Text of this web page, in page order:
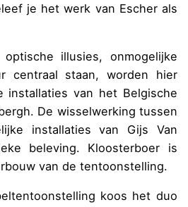
je het werk van Escher als
illusies, onmogelijke
centraal staan, worden hier
installaties van het Belgische
De wisselwerking tussen
installaties van Gijs Van
beleving. Kloosterboer is
van de tentoonstelling.
koos het duo